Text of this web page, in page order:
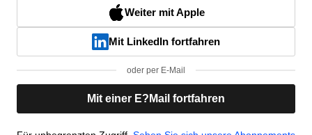
Weiter mit Apple
Mit LinkedIn fortfahren
oder per E-Mail
Mit einer E?Mail fortfahren